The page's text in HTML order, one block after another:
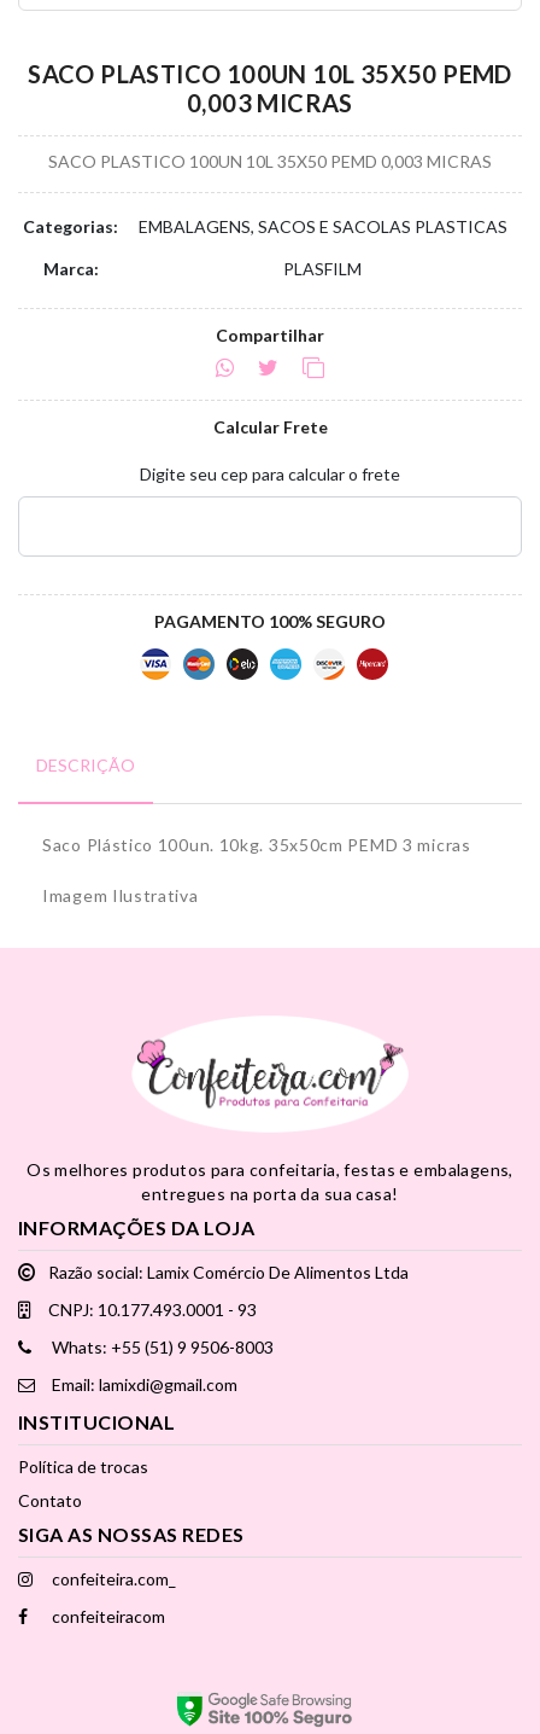
SACO PLASTICO 100UN 10L 35X50 PEMD
0,003 MICRAS
SACO PLASTICO 100UN 10L 35X50 PEMD 0,003 MICRAS
Categorias: EMBALAGENS, SACOS E SACOLAS PLASTICAS
Marca: PLASFILM
Compartilhar
Calcular Frete
Digite seu cep para calcular o frete
PAGAMENTO 100% SEGURO
DESCRIÇÃO
Saco Plástico 100un. 10kg. 35x50cm PEMD 3 micras
Imagem Ilustrativa
Os melhores produtos para confeitaria, festas e embalagens,
entregues na porta da sua casa!
INFORMAÇÕES DA LOJA
Razão social: Lamix Comércio De Alimentos Ltda
CNPJ: 10.177.493.0001 - 93
Whats: +55 (51) 9 9506-8003
Email: lamixdi@gmail.com
INSTITUCIONAL
Política de trocas
Contato
SIGA AS NOSSAS REDES
confeiteira.com_
confeiteiracom